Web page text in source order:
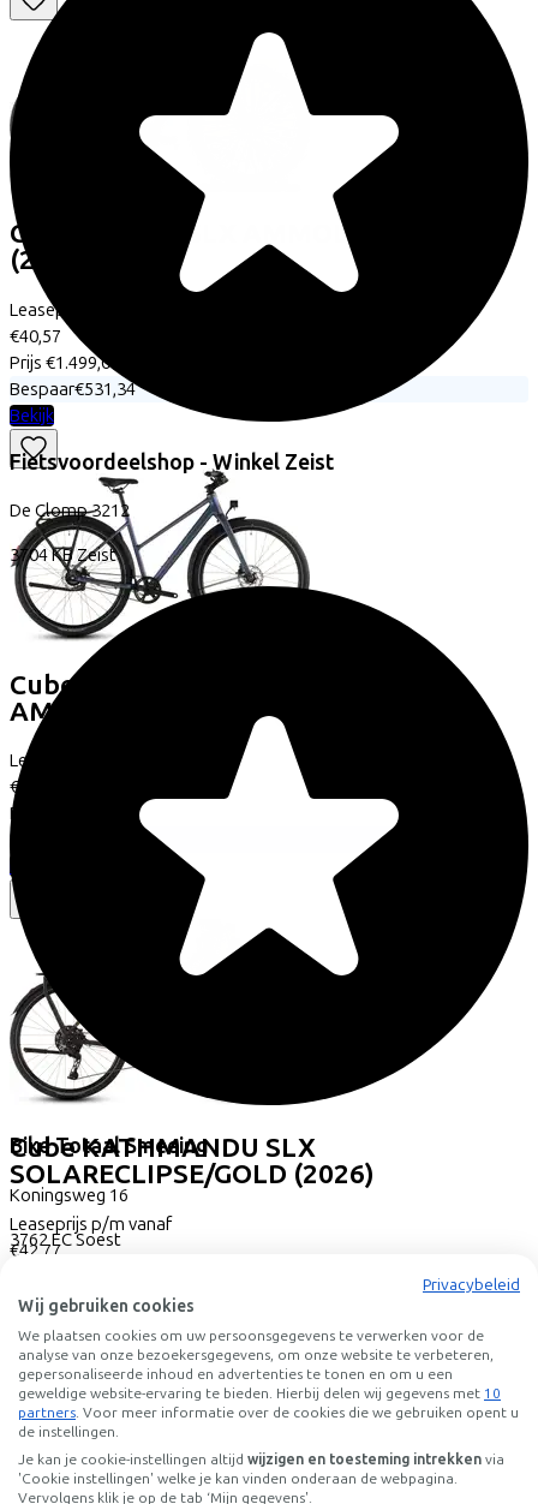
Fietsvoordeelshop - Winkel Zeist
De Clomp3212
3704 KBZeist
Bike Totaal Smeeing
Koningsweg 16
3762 ECSoest
Cube
EDITOR SLX AMMOLITE/REFLEX
(2026)
Leaseprijs p/m vanaf
€40,57
Prijs €1.499,00
Bespaar€531,34
Bekijk
Cube
AMMOLITE/REFLEX(2026)
Leaseprijs p/m vanaf
€44,76
Prijs
Bespaar
Bekijk
Cube KATHMANDU SLX
SOLARECLIPSE/GOLD (2026)
Leaseprijs p/m vanaf
€42,77
Bespaar€544,68
Bekijk
Lease a Bike
Over ons
Onze collega's
Vacatures
Stages
Privacybeleid
Wij gebruiken cookies
We plaatsen cookies om uw persoonsgegevens te verwerken voor de
analyse van onze bezoekersgegevens, om onze website te verbeteren,
gepersonaliseerde inhoud en advertenties te tonen en om u een
geweldige website-ervaring te bieden. Hierbij delen wij gegevens met 10
partners. Voor meer informatie over de cookies die we gebruiken opent u
de instellingen.
Je kan je cookie-instellingen altijd wijzigen en toesteming intrekken via
'Cookie instellingen' welke je kan vinden onderaan de webpagina.
Vervolgens klik je op de tab ‘Mijn gegevens'.